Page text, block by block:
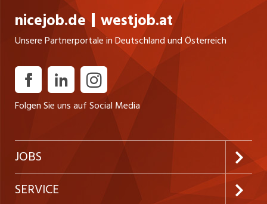
nicejob.de westjob.at
Unsere Partnerportale in Deutschland und Österreich
Folgen Sie uns auf Social Media
JOBS
Jobabo abonnieren
SERVICE